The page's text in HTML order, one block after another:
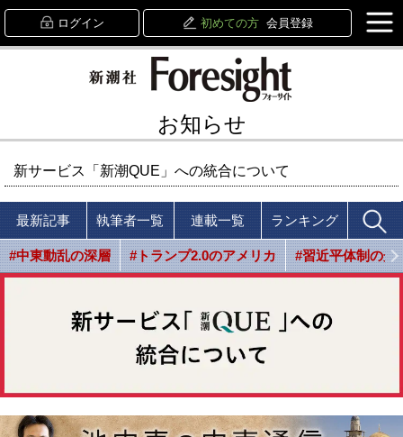
ログイン 初めての方 会員登録
お知らせ
新サービス「新潮QUE」への統合について
最新記事 執筆者一覧 連載一覧 ランキング
#中東動乱の深層 #トランプ2.0のアメリカ #習近平体制の光